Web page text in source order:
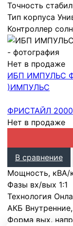
Точность
Тип корпуса
Контроллер
Нет в продаже
ИБП ИМПУЛЬС
)ИМПУЛЬС
ФРИСТАЙЛ 2000
Нет в продаже
В сравнение
Мощность, кВА/
Фазы вх/вых 1:1
Технология
АКБ Внутренние,
Форма вых.